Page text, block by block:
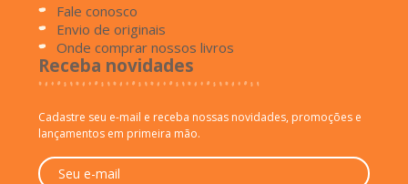
Fale conosco
Envio de originais
Onde comprar nossos livros
Receba novidades
Cadastre seu e-mail e receba nossas novidades, promoções e
lançamentos em primeira mão.